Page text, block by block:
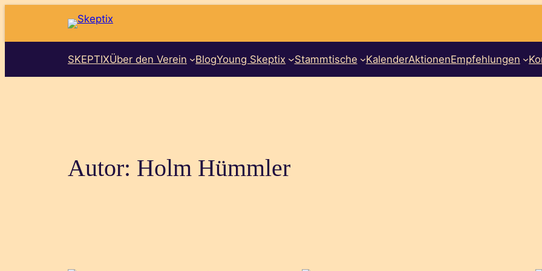
springen
SKEPTIXÜber den Verein BlogYoung Skeptix Stammtische KalenderAktionenEmpfehlungen
Autor: Holm Hümmler